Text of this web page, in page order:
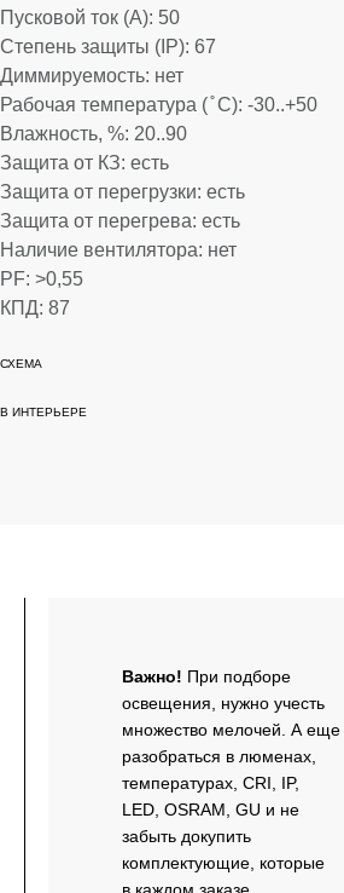
Пусковой ток (А): 50
Степень защиты (IP): 67
Диммируемость: нет
Рабочая температура ( ̊ С): -30..+50
Влажность, %: 20..90
Защита от КЗ: есть
Защита от перегрузки: есть
Защита от перегрева: есть
Наличие вентилятора: нет
PF: >0,55
КПД: 87
СХЕМА
В ИНТЕРЬЕРЕ
Важно! При подборе
освещения, нужно учесть
множество мелочей. А еще
разобраться в люменах,
температурах, CRI, IP,
LED, OSRAM, GU и не
забыть докупить
комплектующие, которые